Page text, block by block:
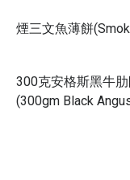
煙三文魚薄餅
300克安格斯黑牛
(300gm Black